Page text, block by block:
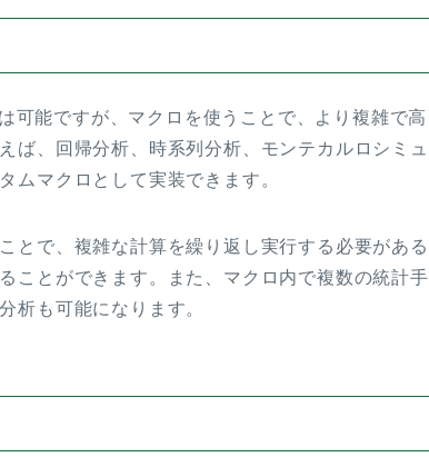
可能ですが、マクロを使うことで、より複雑で高
ば、回帰分析、時系列分析、モンテカルロシミュ
ムマクロとして実装できます。
とで、複雑な計算を繰り返し実行する必要がある
ことができます。また、マクロ内で複数の統計手
析も可能になります。